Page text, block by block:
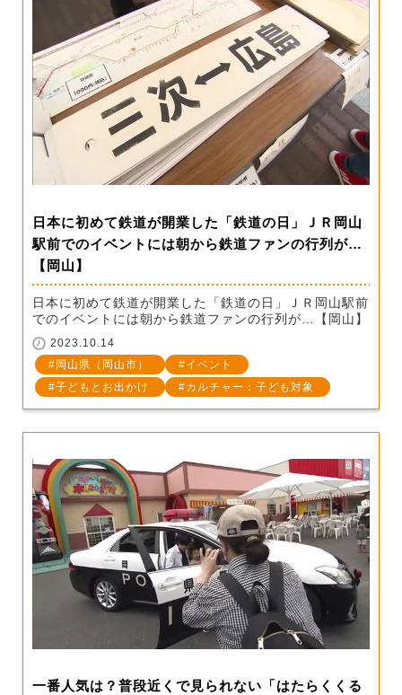
日本に初めて鉄道が開業した「鉄道の日」ＪＲ岡山
駅前でのイベントには朝から鉄道ファンの行列が…
【岡山】
日本に初めて鉄道が開業した「鉄道の日」ＪＲ岡山駅前
でのイベントには朝から鉄道ファンの行列が…【岡山】
2023.10.14
岡山県（岡山市）
イベント
子どもとお出かけ
カルチャー：子ども対象
一番人気は？普段近くで見られない「はたらくくる